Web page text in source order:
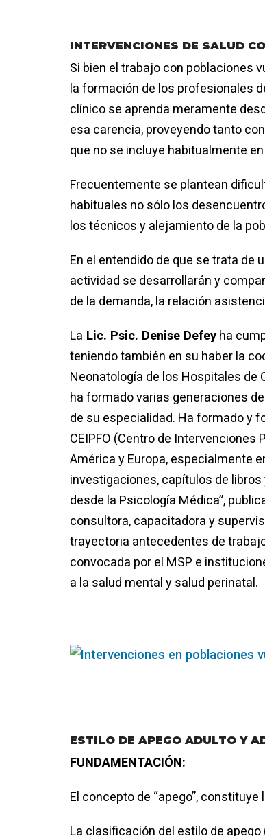
INTERVENCIONES DE SALUD
Si bien el trabajo con poblaciones
la formación de los profesionales
clínico se aprenda meramente
esa carencia, proveyendo tanto
que no se incluye habitualmente
Frecuentemente se plantean
habituales no sólo los
los técnicos y alejamiento de la
En el entendido de que se trata de
actividad se desarrollarán y
de la demanda, la relación
La Lic. Psic. Denise Defey ha
teniendo también en su haber la
Neonatología de los Hospitales de
ha formado varias generaciones
de su especialidad. Ha formado y
CEIPFO (Centro de
América y Europa, especialmente
investigaciones, capítulos de
desde la Psicología Médica”,
consultora, capacitadora y
trayectoria antecedentes de
convocada por el MSP e
a la salud mental y salud perinatal.
ESTILO DE APEGO ADULTO Y
FUNDAMENTACIÓN:
El concepto de “apego”,
La clasificación del estilo de